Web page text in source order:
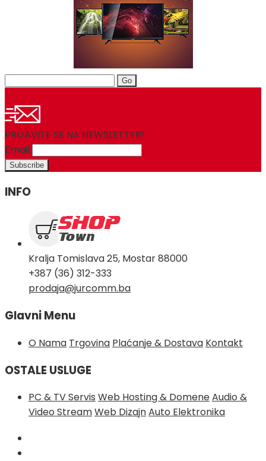
Search
PRIJAVITE SE NA NEWSLETTER!
Email
INFO
Kralja Tomislava 25, Mostar 88000
+387 (36) 312-333
prodaja@jurcomm.ba
Glavni Menu
O Nama Trgovina Plaćanje & Dostava Kontakt
OSTALE USLUGE
PC & TV Servis Web Hosting & DomeneAudio &
Video StreamWeb DizajnAuto Elektronika